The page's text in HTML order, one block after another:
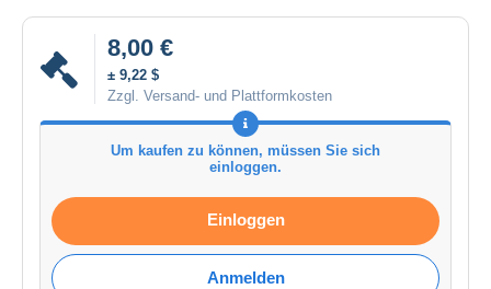
8,00 €
± 9,22 $
Zzgl. Versand- und Plattformkosten
Um kaufen zu können, müssen Sie sich
einloggen.
Einloggen
Anmelden